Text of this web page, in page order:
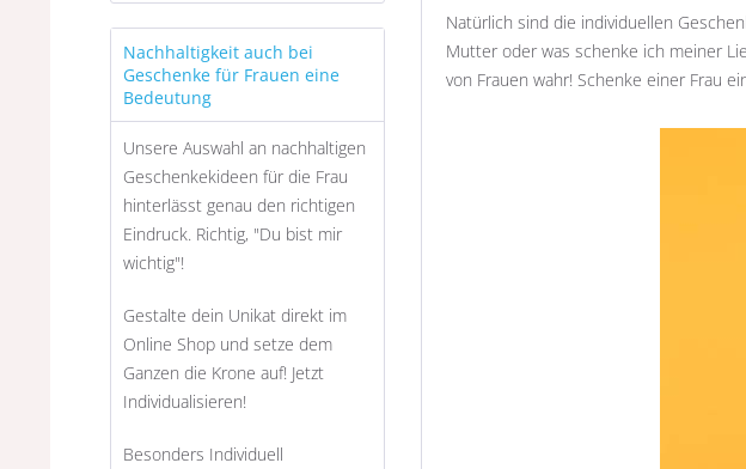
Nachhaltigkeit auch bei
Geschenke für Frauen eine
Bedeutung
Unsere Auswahl an nachhaltigen
Geschenkekideen für die Frau
hinterlässt genau den richtigen
Eindruck. Richtig, "Du bist mir
wichtig"!
Gestalte dein Unikat direkt im
Online Shop und setze dem
Ganzen die Krone auf! Jetzt
Individualisieren!
Besonders Individuell
Natürlich sind die individuellen
Mutter oder was schenke ich meiner
von Frauen wahr! Schenke einer Frau